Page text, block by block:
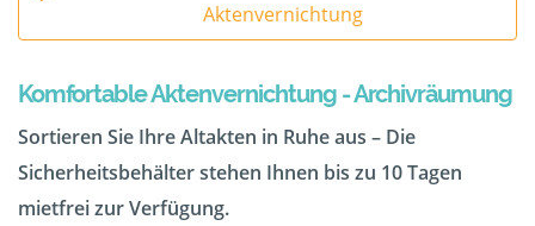
Aktenvernichtung
Komfortable Aktenvernichtung - Archivräumung
Sortieren Sie Ihre Altakten in Ruhe aus – Die
Sicherheitsbehälter stehen Ihnen bis zu 10 Tagen
mietfrei zur Verfügung.